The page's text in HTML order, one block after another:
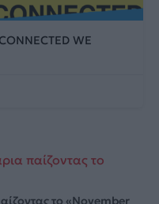
WE
το «November